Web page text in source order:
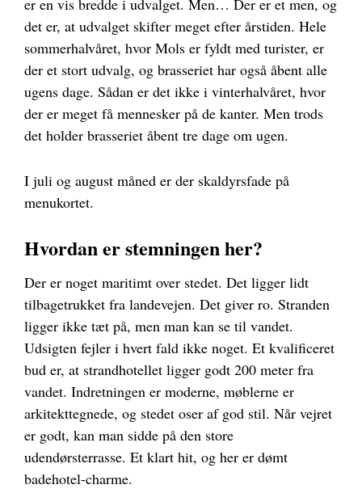
er en vis bredde i udvalget. Men… Der er et men, og
det er, at udvalget skifter meget efter årstiden. Hele
sommerhalvåret, hvor Mols er fyldt med turister, er
der et stort udvalg, og brasseriet har også åbent alle
ugens dage. Sådan er det ikke i vinterhalvåret, hvor
der er meget få mennesker på de kanter. Men trods
det holder brasseriet åbent tre dage om ugen.
I juli og august måned er der skaldyrsfade på
menukortet.
Hvordan er stemningen her?
Der er noget maritimt over stedet. Det ligger lidt
tilbagetrukket fra landevejen. Det giver ro. Stranden
ligger ikke tæt på, men man kan se til vandet.
Udsigten fejler i hvert fald ikke noget. Et kvalificeret
bud er, at strandhotellet ligger godt 200 meter fra
vandet. Indretningen er moderne, møblerne er
arkitekttegnede, og stedet oser af god stil. Når vejret
er godt, kan man sidde på den store
udendørsterrasse. Et klart hit, og her er dømt
badehotel-charme.